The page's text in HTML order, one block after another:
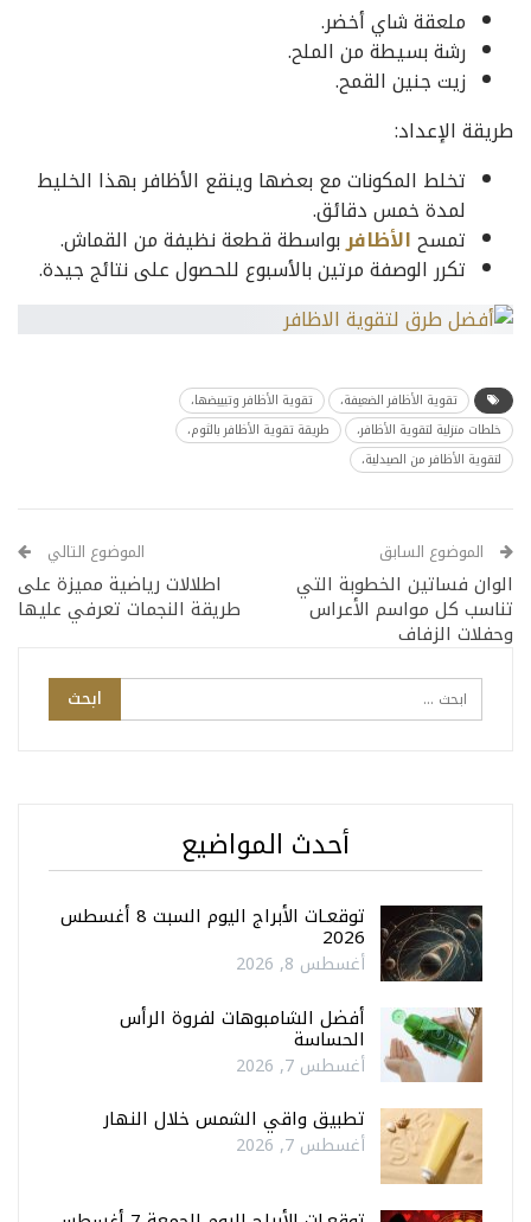
ملعقة شاي أخضر.
رشة بسيطة من الملح.
زيت جنين القمح.
طريقة الإعداد:
تخلط المكونات مع بعضها وينقع الأظافر بهذا الخليط
لمدة خمس دقائق.
تمسحالأظافربواسطة قطعة نظيفة من القماش.
تكرر الوصفة مرتين بالأسبوع للحصول على نتائج جيدة.
تقوية الأظافر الضعيفة،
تقوية الأظافر وتبييضها،
خلطات منزلية لتقوية الأظافر،
طريقة تقوية الأظافر بالثوم،
لتقوية الأظافر من الصيدلية،
الموضوع السابق
الوان فساتين الخطوبة التي
تناسب كل مواسم الأعراس
وحفلات الزفاف
الموضوع التالي
اطلالات رياضية مميزة على
طريقة النجمات تعرفي عليها
أحدث المواضيع
توقعـات الأبراج اليوم السبت 8 أغسطس
2026
أغسطس 8, 2026
أفضل الشامبوهات لفروة الرأس
الحساسة
أغسطس 7, 2026
تطبيق واقي الشمس خلال النهار
أغسطس 7, 2026